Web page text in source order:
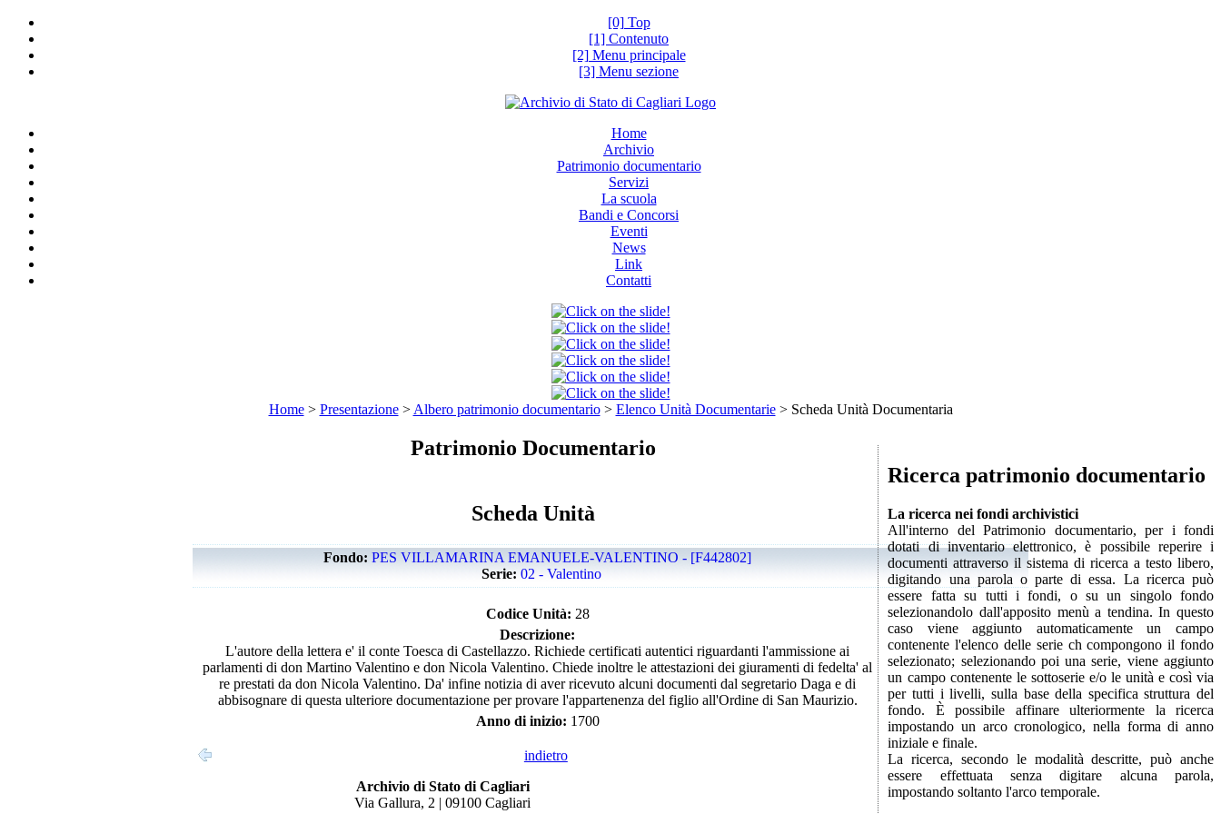
[0] Top
[1] Contenuto
[2] Menu principale
[3] Menu sezione
Home
Archivio
Patrimonio documentario
Servizi
La scuola
Bandi e Concorsi
Eventi
News
Link
Contatti
Home> Presentazione> Albero patrimonio documentario> Elenco Unità Documentarie> Scheda Unità Documentaria
Ricerca patrimonio documentario
La ricerca nei fondi archivistici
All'interno del Patrimonio documentario, per i fondi
dotati di inventario elettronico, è possibile reperire i
documenti attraverso il sistema di ricerca a testo libero,
digitando una parola o parte di essa. La ricerca può
essere fatta su tutti i fondi, o su un singolo fondo
selezionandolo dall'apposito menù a tendina. In questo
caso viene aggiunto automaticamente un campo
contenente l'elenco delle serie ch compongono il fondo
selezionato; selezionando poi una serie, viene aggiunto
un campo contenente le sottoserie e/o le unità e così via
per tutti i livelli, sulla base della specifica struttura del
fondo. È possibile affinare ulteriormente la ricerca
impostando un arco cronologico, nella forma di anno
iniziale e finale.
La ricerca, secondo le modalità descritte, può anche
essere effettuata senza digitare alcuna parola,
impostando soltanto l'arco temporale.
Patrimonio Documentario
Scheda Unità
Fondo:PES VILLAMARINA EMANUELE-VALENTINO - [F442802]
Serie: 02 - Valentino
Codice Unità: 28
Descrizione:
L'autore della lettera e' il conte Toesca di Castellazzo. Richiede certificati autentici riguardanti l'ammissione ai
parlamenti di don Martino Valentino e don Nicola Valentino. Chiede inoltre le attestazioni dei giuramenti di fedelta' al
re prestati da don Nicola Valentino. Da' infine notizia di aver ricevuto alcuni documenti dal segretario Daga e di
abbisognare di questa ulteriore documentazione per provare l'appartenenza del figlio all'Ordine di San Maurizio.
Anno di inizio: 1700
indietro
Archivio di Stato di Cagliari
Via Gallura, 2 | 09100 Cagliari